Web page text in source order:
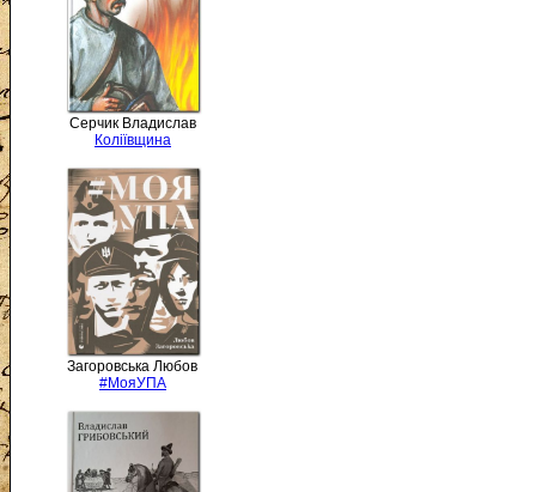
Серчик Владислав
Коліївщина
Загоровська Любов
#МояУПА